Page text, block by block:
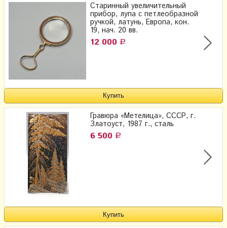
Старинный увеличительный
прибор, лупа с петлеобразной
ручкой, латунь, Европа, кон.
19, нач. 20 вв.
12 000 Р
Гравюра «Метелица», СССР, г.
Златоуст, 1987 г., сталь
6 500 Р